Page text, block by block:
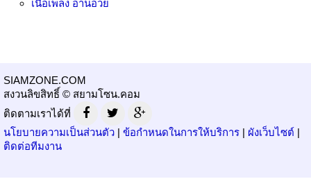
เนื้อเพลง อ่านอ่วย
SIAMZONE.COM
สงวนลิขสิทธิ์ © สยามโซน.คอม
ติดตามเราได้ที่
นโยบายความเป็นส่วนตัว | ข้อกำหนดในการให้บริการ | ผังเว็บไซต์ |
ติดต่อทีมงาน